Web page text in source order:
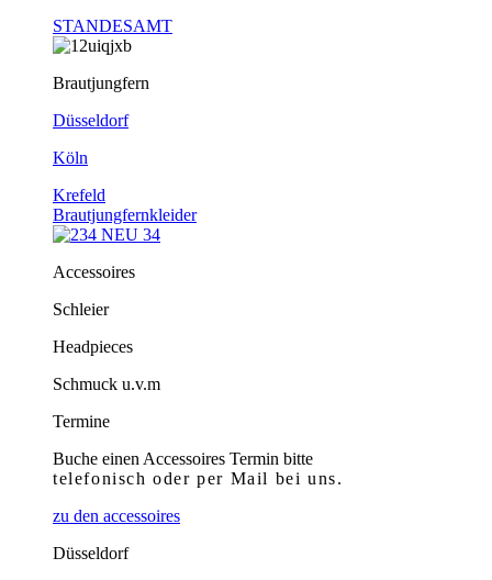
STANDESAMT
Brautjungfern
Düsseldorf
Köln
Krefeld
Brautjungfernkleider
Accessoires
Schleier
Headpieces
Schmuck u.v.m
Termine
Buche einen Accessoires Termin bitte
telefonischoder per Mail bei uns.
zu den accessoires
Düsseldorf